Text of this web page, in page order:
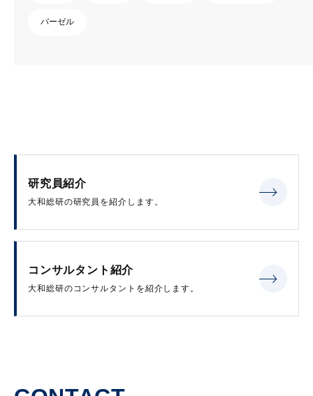
バーゼル
研究員紹介
大和総研の研究員を紹介します。
コンサルタント紹介
大和総研のコンサルタントを紹介します。